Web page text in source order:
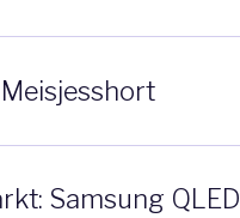
Samsung QLED